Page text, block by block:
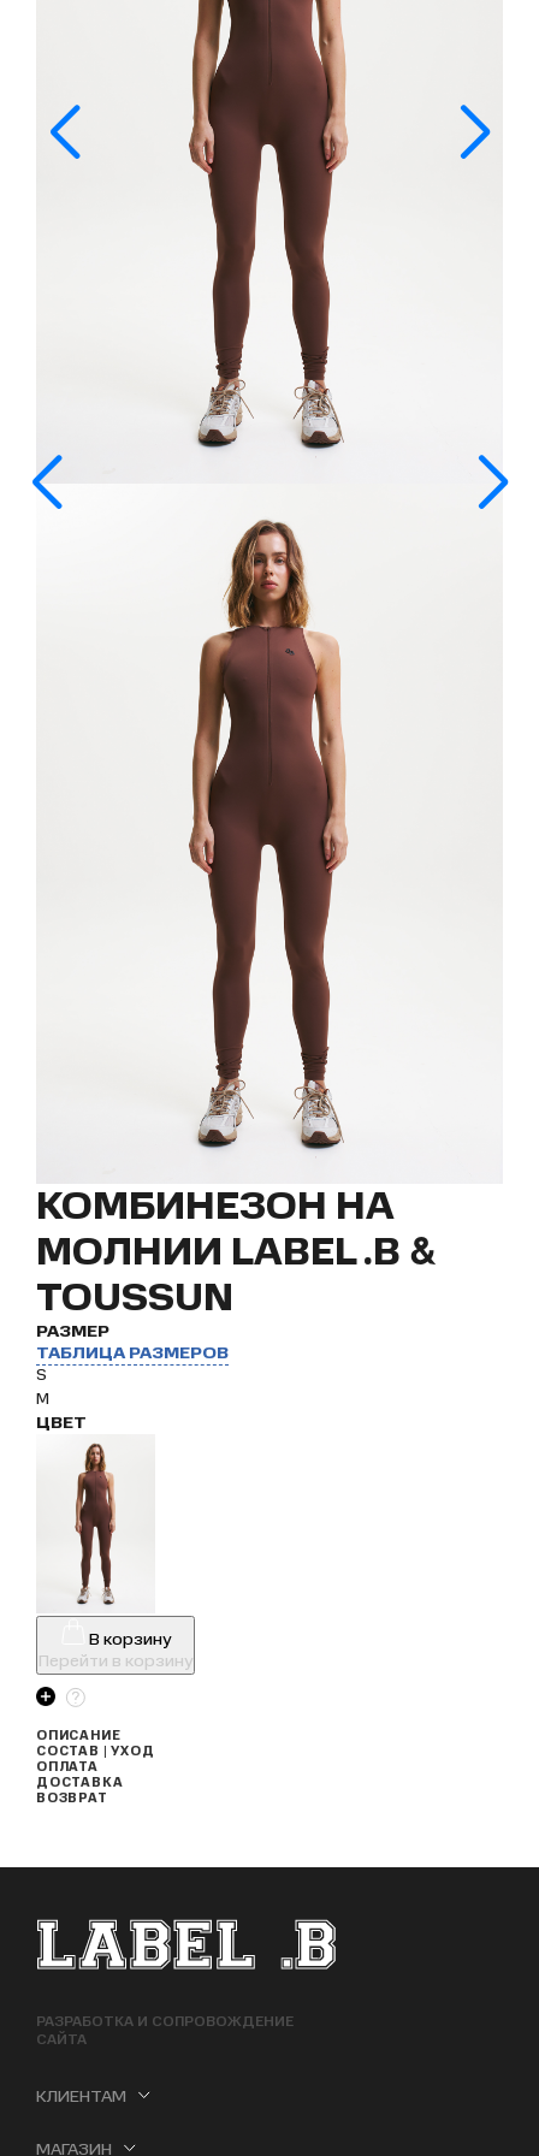
КОМБИНЕЗОН НА
МОЛНИИ LABEL .B &
TOUSSUN
РАЗМЕР
ТАБЛИЦА РАЗМЕРОВ
S
M
ЦВЕТ
В корзину
Перейти в корзину
ОПИСАНИЕ
СОСТАВ | УХОД
ОПЛАТА
ДОСТАВКА
ВОЗВРАТ
ФУТЕР САЙТА
РАЗРАБОТКА И СОПРОВОЖДЕНИЕ
САЙТА
КЛИЕНТАМ
МАГАЗИН